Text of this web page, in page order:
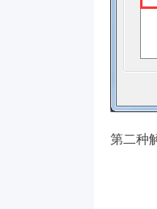
第二种